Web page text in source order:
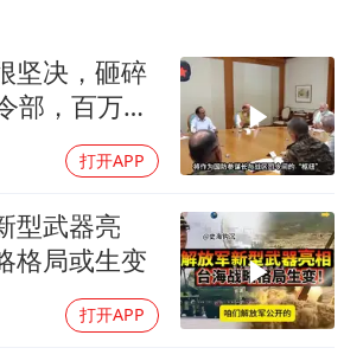
BLG经理辟谣Bin离队
暴雨预报为何有时感觉不准
总书记点赞的非遗苗绣焕发新生机
坚决，砸碎
部，百万印
打开APP
型武器亮
格局或生变
打开APP